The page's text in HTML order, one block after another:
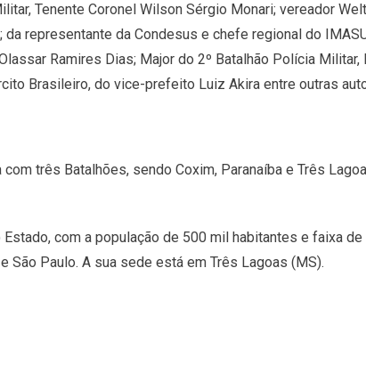
Tenente Coronel Wilson Sérgio Monari; vereador
representante da Condesus e chefe regional do
Ramires Dias; Major do 2º Batalhão Polícia
Brasileiro, do vice-prefeito Luiz Akira entre outras
três Batalhões, sendo Coxim, Paranaíba e Três
com a população de 500 mil habitantes e faixa
Paulo. A sua sede está em Três Lagoas (MS).